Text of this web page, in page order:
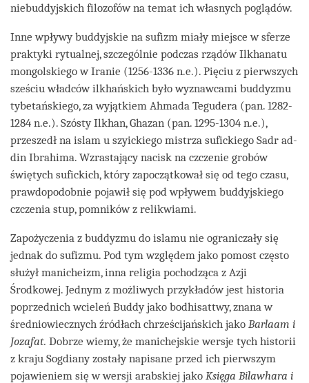
niebuddyjskich filozofów na temat ich własnych poglądów.
Inne wpływy buddyjskie na sufizm miały miejsce w sferze
praktyki rytualnej, szczególnie podczas rządów Ilkhanatu
mongolskiego w Iranie (1256-1336 n.e.). Pięciu z pierwszych
sześciu władców ilkhańskich było wyznawcami buddyzmu
tybetańskiego, za wyjątkiem Ahmada Tegudera (pan. 1282-
1284 n.e.). Szósty Ilkhan, Ghazan (pan. 1295-1304 n.e.),
przeszedł na islam u szyickiego mistrza sufickiego Sadr ad-
din Ibrahima. Wzrastający nacisk na czczenie grobów
świętych sufickich, który zapoczątkował się od tego czasu,
prawdopodobnie pojawił się pod wpływem buddyjskiego
czczenia stup, pomników z relikwiami.
Zapożyczenia z buddyzmu do islamu nie ograniczały się
jednak do sufizmu. Pod tym względem jako pomost często
służył manicheizm, inna religia pochodząca z Azji
Środkowej. Jednym z możliwych przykładów jest historia
poprzednich wcieleń Buddy jako bodhisattwy, znana w
średniowiecznych źródłach chrześcijańskich jako Barlaam i
Jozafat. Dobrze wiemy, że manichejskie wersje tych historii
z kraju Sogdiany zostały napisane przed ich pierwszym
pojawieniem się w wersji arabskiej jako Księga Bilawhara i